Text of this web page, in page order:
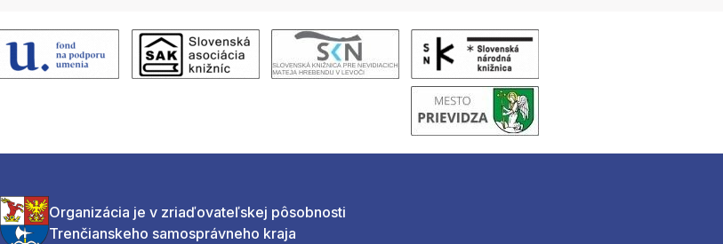
Organizácia je v zriaďovateľskej pôsobnosti
Trenčianskeho samosprávneho kraja